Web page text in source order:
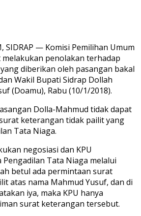
SIDRAP — Komisi Pemilihan Umum
melakukan penolakan terhadap
diberikan oleh pasangan bakal
Wakil Bupati Sidrap Dollah
(Doamu), Rabu (10/1/2018).
Dolla-Mahmud tidak dapat
keterangan tidak pailit yang
Tata Niaga.
negosiasi dan KPU
Pengadilan Tata Niaga melalui
betul ada permintaan surat
atas nama Mahmud Yusuf, dan di
iya, maka KPU hanya
surat keterangan tersebut.